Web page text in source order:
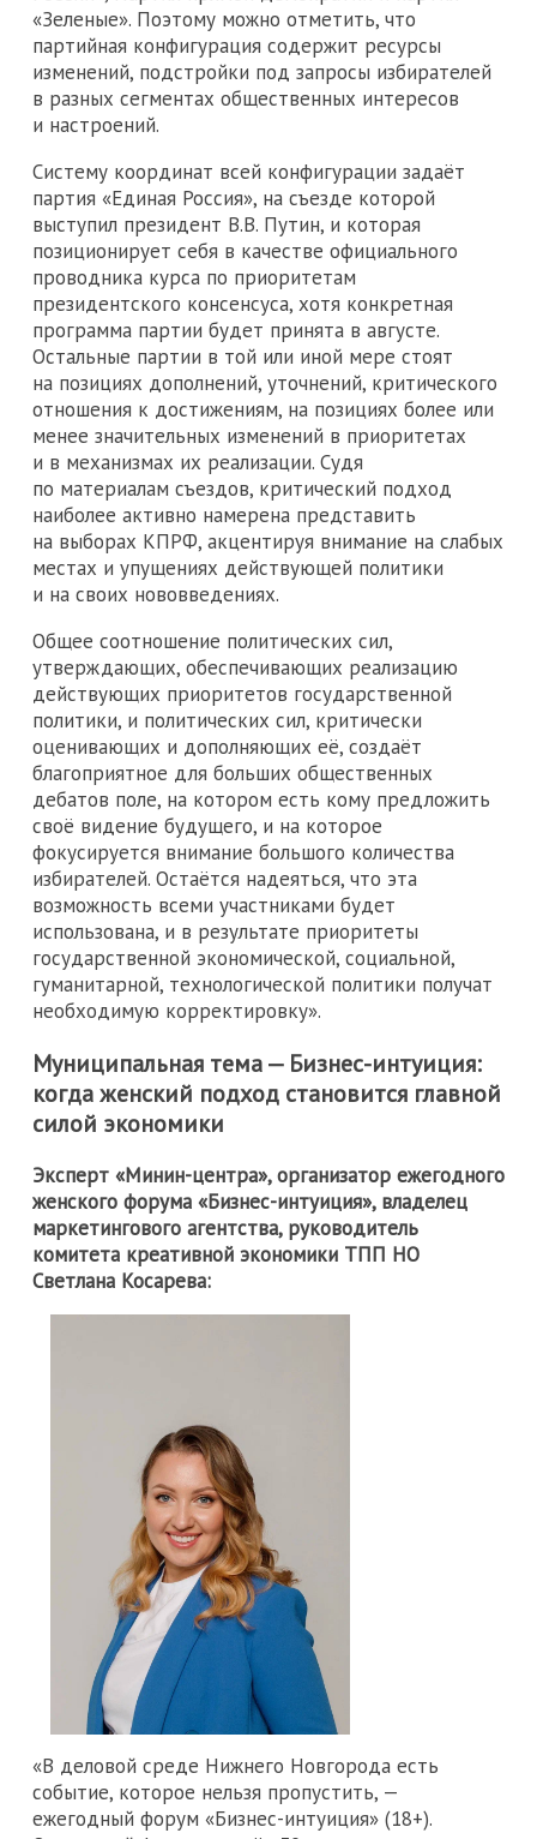
«Зеленые». Поэтому можно отметить, что
партийная конфигурация содержит ресурсы
изменений, подстройки под запросы избирателей
в разных сегментах общественных интересов
и настроений.
Систему координат всей конфигурации задаёт
партия «Единая Россия», на съезде которой
выступил президент В.В. Путин, и которая
позиционирует себя в качестве официального
проводника курса по приоритетам
президентского консенсуса, хотя конкретная
программа партии будет принята в августе.
Остальные партии в той или иной мере стоят
на позициях дополнений, уточнений, критического
отношения к достижениям, на позициях более или
менее значительных изменений в приоритетах
и в механизмах их реализации. Судя
по материалам съездов, критический подход
наиболее активно намерена представить
на выборах КПРФ, акцентируя внимание на слабых
местах и упущениях действующей политики
и на своих нововведениях.
Общее соотношение политических сил,
утверждающих, обеспечивающих реализацию
действующих приоритетов государственной
политики, и политических сил, критически
оценивающих и дополняющих её, создаёт
благоприятное для больших общественных
дебатов поле, на котором есть кому предложить
своё видение будущего, и на которое
фокусируется внимание большого количества
избирателей. Остаётся надеяться, что эта
возможность всеми участниками будет
использована, и в результате приоритеты
государственной экономической, социальной,
гуманитарной, технологической политики получат
необходимую корректировку».
Муниципальная тема — Бизнес-интуиция:
когда женский подход становится главной
силой экономики
Эксперт «Минин-центра», организатор ежегодного
женского форума «Бизнес-интуиция», владелец
маркетингового агентства, руководитель
комитета креативной экономики ТПП НО
Светлана Косарева:
«В деловой среде Нижнего Новгорода есть
событие, которое нельзя пропустить, —
ежегодный форум «Бизнес-интуиция» (18+).